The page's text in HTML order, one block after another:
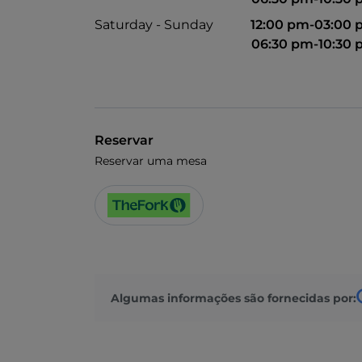
Saturday - Sunday
12:00 pm-03:00
06:30 pm-10:30
Reservar
Reservar uma mesa
Algumas informações são fornecidas por: